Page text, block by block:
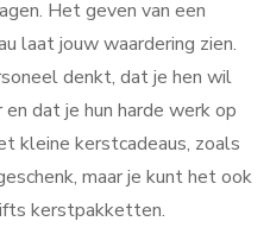
Het geven van een
laat jouw waardering zien.
denkt, dat je hen wil
dat je hun harde werk op
kleine kerstcadeaus, zoals
maar je kunt het ook
kerstpakketten.